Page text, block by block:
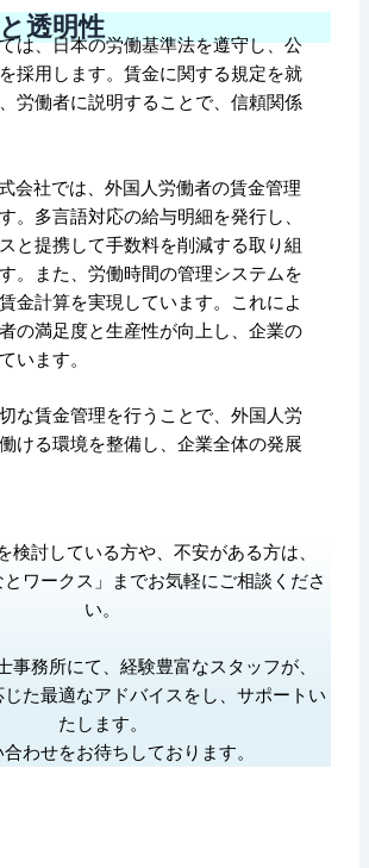
透明性
は、日本の労働基準法を遵守し、公
採用します。賃金に関する規定を就
労働者に説明することで、信頼関係
会社では、外国人労働者の賃金管理
。多言語対応の給与明細を発行し、
と提携して手数料を削減する取り組
。また、労働時間の管理システムを
金計算を実現しています。これによ
の満足度と生産性が向上し、企業の
います。
な賃金管理を行うことで、外国人労
ける環境を整備し、企業全体の発展
検討している方や、不安がある方は、
ワークス」までお気軽にご相談くださ
い。
事務所にて、経験豊富なスタッフが、
た最適なアドバイスをし、サポートい
たします。
わせをお待ちしております。